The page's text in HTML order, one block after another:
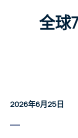
全球
2026年6月25日